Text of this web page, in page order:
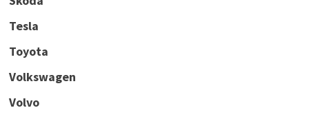
Tesla
Toyota
Volkswagen
Volvo